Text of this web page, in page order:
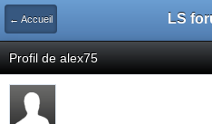
← Accueil LS
Profil de alex75